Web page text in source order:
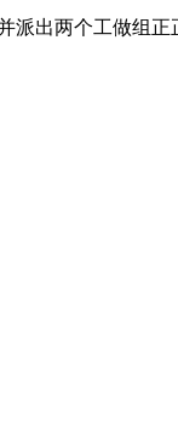
派出两个工做组正